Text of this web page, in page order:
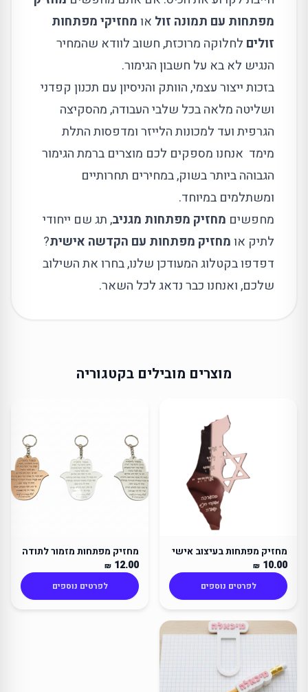
מפתחות עם תמונה זול אומחזיקי מפתחות
זולים לחלוקה מרוכזת, חשוב לוודא שהמחיר
הנגיש לא בא על חשבון הגימור.
בזכות ייצור עצמי, הוותק והניסיון עם תכנון קפדני
ושליטה מלאה בכל שלבי העבודה, מהסקיצה
הגרפית ועד למכונות הלייזר ומדפסות התלת
מימד אנחנו מספקים לכם מוצרים ברמת הגימור
הגבוהה ביותר בשוק, במחירים תחרותיים
ומשתלמים במיוחד.
מחפשים מחזיק מפתחות מגניב, תג שם ייחודי
לתיק אומחזיק מפתחות עם הקדשה אישית?
דפדפו בקטלוג המעודכן שלנו, בחרו את השילוב
שלכם, ואנחנו כבר נדאג לכל השאר.
מוצרים מובילים בקטגוריה
מחזיק מפתחות בעיצוב אישי
10.00
₪
לפרטים נוספים
מחזיק מפתחות מזמור לתודה
12.00
₪
לפרטים נוספים